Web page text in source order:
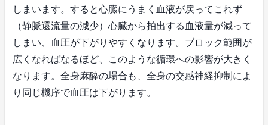
しまいます。すると心臓にうまく血液が戻ってこれず
（静脈還流量の減少）心臓から拍出する血液量が減って
しまい、血圧が下がりやすくなります。ブロック範囲が
広くなればなるほど、このような循環への影響が大きく
なります。全身麻酔の場合も、全身の交感神経抑制によ
り同じ機序で血圧は下がります。